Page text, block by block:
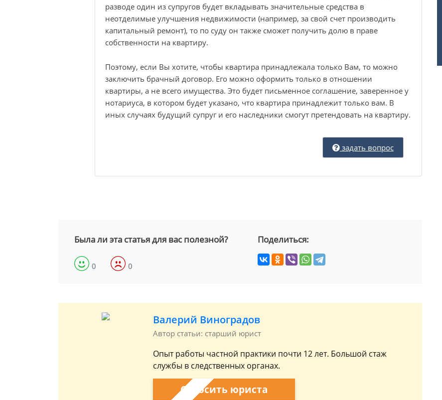
разводе один из супругов будет вкладывать значительные средства в
неотделимые улучшения недвижимости (например, за свой счет производить
капитальный ремонт), то по суду он также сможет получить долю в праве
собственности на квартиру.
Поэтому, если Вы хотите, чтобы квартира принадлежала только Вам, то можно
заключить брачный договор. Его можно оформить только в отношении
квартиры, а не всего имущества. Это будет письменное соглашение, заверенное у
нотариуса, в котором будет указано, что квартира принадлежит только вам. В
иных случаях будущий супруг и его наследники смогут претендовать на квартиру.
задать вопрос
Была ли эта статья для вас полезной?
0 0
Поделиться:
Валерий Виноградов
Автор статьи: старший юрист
Опыт работы частной практики почти 12 лет. Большой стаж
службы в следственных органах.
Спросить юриста